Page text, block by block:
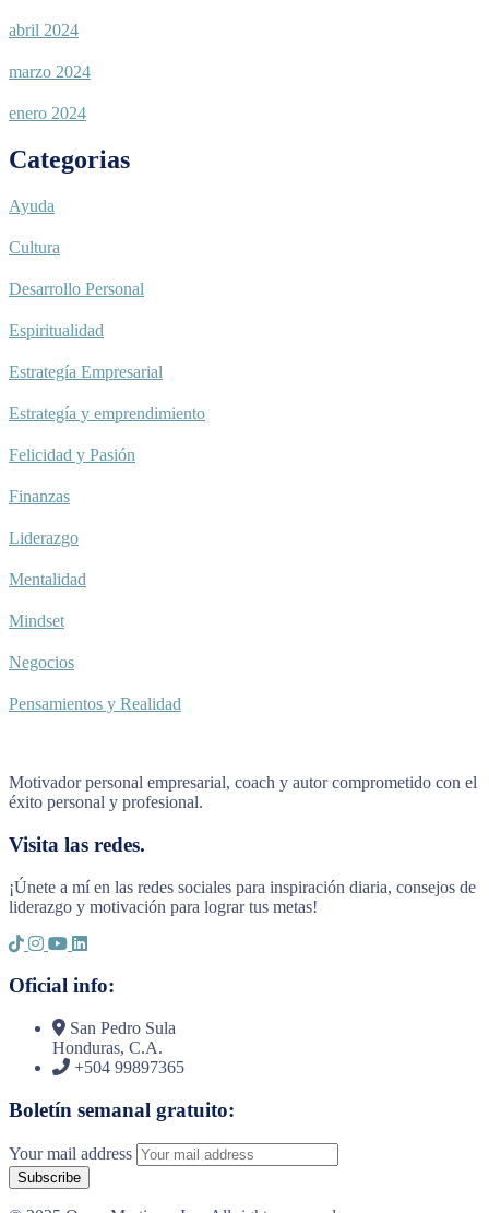
abril 2024
marzo 2024
enero 2024
Categorias
Ayuda
Cultura
Desarrollo Personal
Espiritualidad
Estrategía Empresarial
Estrategía y emprendimiento
Felicidad y Pasión
Finanzas
Liderazgo
Mentalidad
Mindset
Negocios
Pensamientos y Realidad
Motivador personal empresarial, coach y autor comprometido con el
éxito personal y profesional.
Visita las redes.
¡Únete a mí en las redes sociales para inspiración diaria, consejos de
liderazgo y motivación para lograr tus metas!
Oficial info:
San Pedro Sula
Honduras, C.A.
+504 99897365
Boletín semanal gratuito:
Your mail address